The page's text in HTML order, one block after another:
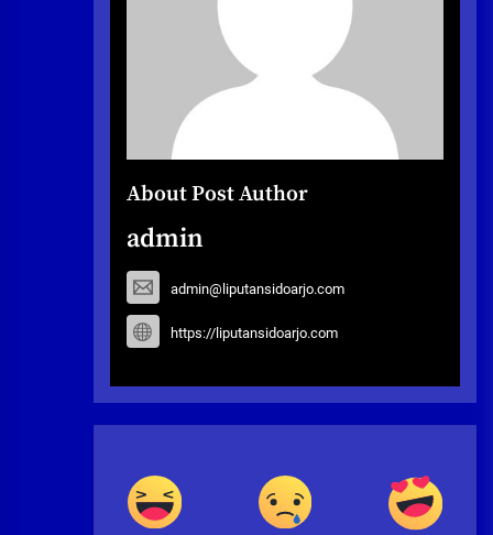
About Post Author
admin
admin@liputansidoarjo.com
https://liputansidoarjo.com